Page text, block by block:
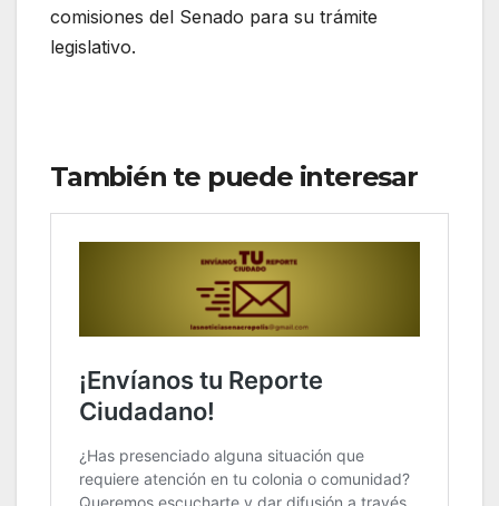
comisiones del Senado para su trámite
legislativo.
También te puede interesar